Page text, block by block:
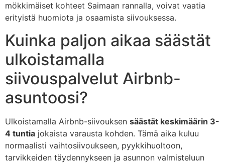
mökkimäiset kohteet Saimaan rannalla, voivat vaatia
erityistä huomiota ja osaamista siivouksessa.
Kuinka paljon aikaa säästät
ulkoistamalla
siivouspalvelut Airbnb-
asuntoosi?
Ulkoistamalla Airbnb-siivouksen säästät keskimäärin 3-
4 tuntia jokaista varausta kohden. Tämä aika kuluu
normaalisti vaihtosiivoukseen, pyykkihuoltoon,
tarvikkeiden täydennykseen ja asunnon valmisteluun